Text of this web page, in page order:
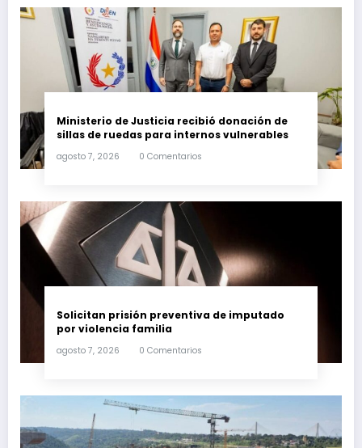
Ministerio de Justicia recibió donación de
sillas de ruedas para internos vulnerables
agosto 7, 2026 0 Comentarios
Solicitan prisión preventiva de imputado
por violencia familia
agosto 7, 2026 0 Comentarios